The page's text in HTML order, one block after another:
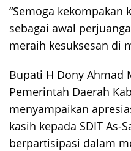
“Semoga kekompakan
sebagai awal
meraih kesuksesan di
Bupati H Dony Ahmad
Pemerintah Daerah
menyampaikan
kasih kepada SDIT As-
berpartisipasi dalam